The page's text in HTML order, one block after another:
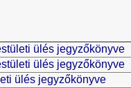
ülés jegyzőkönyve
ülés jegyzőkönyve
ülés jegyzőkönyve